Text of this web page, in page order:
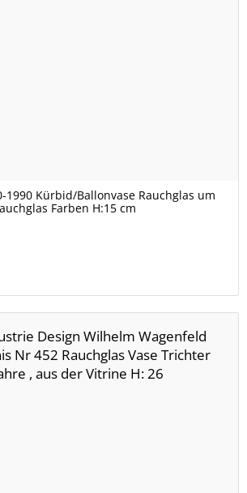
1990 Kürbid/Ballonvase Rauchglas um
Farben H:15 cm